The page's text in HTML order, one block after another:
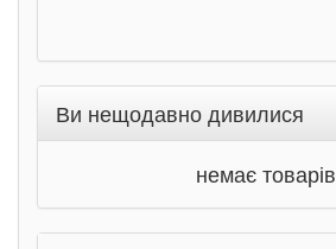
Ви нещодавно дивилися
немає товарів